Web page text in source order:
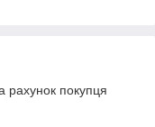
рахунок покупця